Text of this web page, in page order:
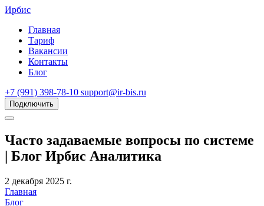
Ирбис
Главная
Тариф
Вакансии
Контакты
Блог
+7 (991) 398-78-10 support@ir-bis.ru
Подключить
Часто задаваемые вопросы по системе
| Блог Ирбис Аналитика
2 декабря 2025 г.
Главная
Блог